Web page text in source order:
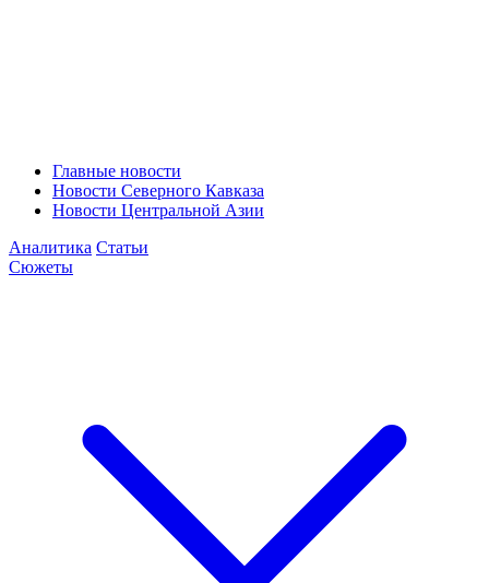
Главные новости
Новости Северного Кавказа
Новости Центральной Азии
Аналитика Статьи
Сюжеты